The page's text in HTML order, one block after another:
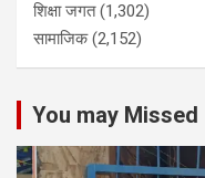
शिक्षा जगत(1,302)
सामाजिक(2,152)
You may Missed